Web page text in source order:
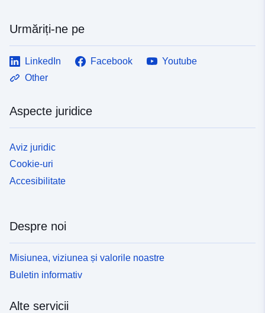
Urmăriți-ne pe
LinkedIn Facebook
Youtube
Other
Aspecte juridice
Aviz juridic
Cookie-uri
Accesibilitate
Despre noi
Misiunea, viziunea și valorile noastre
Buletin informativ
Alte servicii